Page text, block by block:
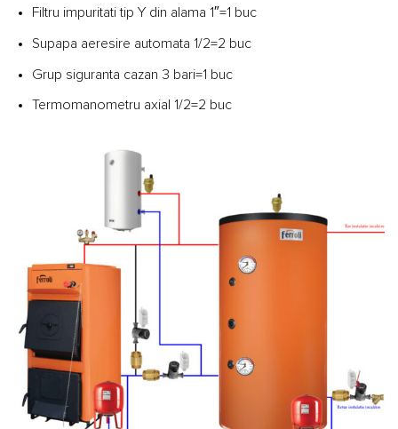
Filtru impuritati tip Y din alama 1″=1 buc
Supapa aeresire automata 1/2=2 buc
Grup siguranta cazan 3 bari=1 buc
Termomanometru axial 1/2=2 buc